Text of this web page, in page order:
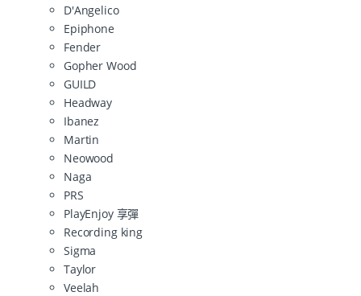
D'Angelico
Epiphone
Fender
Gopher Wood
GUILD
Headway
Ibanez
Martin
Neowood
Naga
PRS
PlayEnjoy 享彈
Recording king
Sigma
Taylor
Veelah